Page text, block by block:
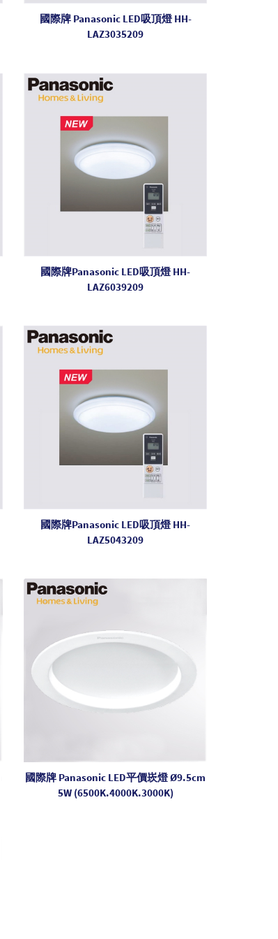
國際牌 Panasonic LED吸頂燈 HH-
LAZ3035209
國際牌Panasonic LED吸頂燈 HH-
LAZ6039209
國際牌Panasonic LED吸頂燈 HH-
LAZ5043209
國際牌 Panasonic LED平價崁燈 Ø9.5cm
5W (6500K.4000K.3000K)